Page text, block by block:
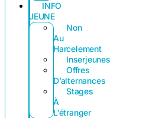
INFO
JEUNE
Non
Au
Harcelement
Inserjeunes
Offres
D’alternances
Stages
À
L’étranger